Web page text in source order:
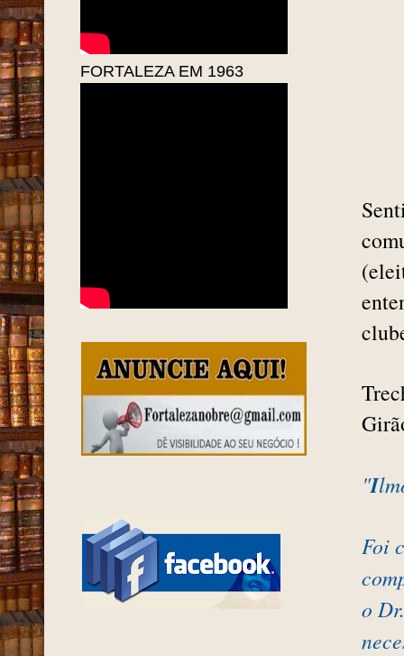
"I
Foi
o
FORTALEZA EM 1963